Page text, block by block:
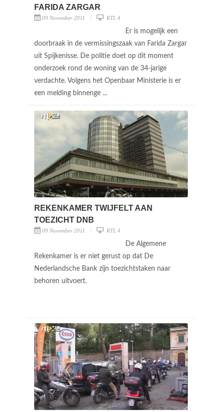
FARIDA ZARGAR
09 November 2011 RTL 4
Er is mogelijk een
doorbraak in de vermissingszaak van Farida Zargar
uit Spijkenisse. De politie doet op dit moment
onderzoek rond de woning van de 34-jarige
verdachte. Volgens het Openbaar Ministerie is er
een melding binnenge ...
REKENKAMER TWIJFELT AAN
TOEZICHT DNB
09 November 2011 RTL 4
De Algemene
Rekenkamer is er niet gerust op dat De
Nederlandsche Bank zijn toezichtstaken naar
behoren uitvoert.